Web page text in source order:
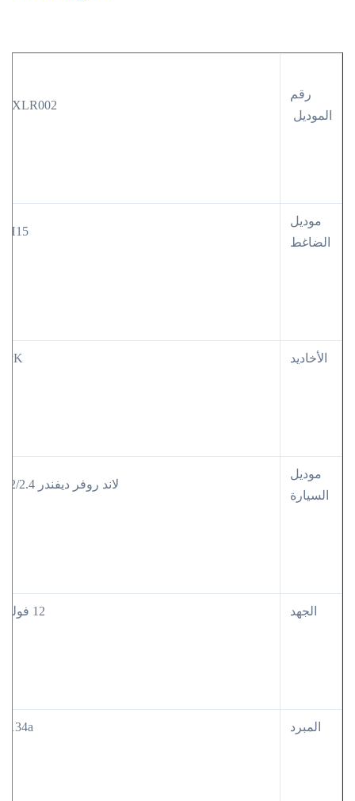
رقم
الموديل
WXLR002
موديل
الضاغط
7H15
الأخاديد 7PK
موديل
السيارة
لاند روفر ديفندر 2.2/2.4
الجهد 12 فولت
المبرد R134a